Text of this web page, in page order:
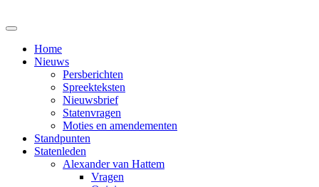
Home
Nieuws
Persberichten
Spreekteksten
Nieuwsbrief
Statenvragen
Moties en amendementen
Standpunten
Statenleden
Alexander van Hattem
Vragen